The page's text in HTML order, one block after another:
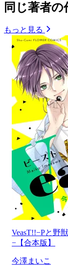
同じ著者の
もっと見る
VeasT!!−Pと野獣
−【合本版】
今澤まいこ